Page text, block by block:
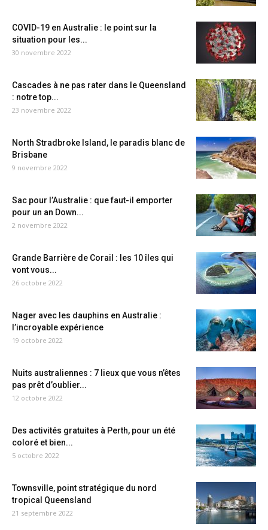
COVID-19 en Australie : le point sur la
situation pour les...
30 novembre 2022
Cascades à ne pas rater dans le Queensland
: notre top...
23 novembre 2022
North Stradbroke Island, le paradis blanc de
Brisbane
9 novembre 2022
Sac pour l’Australie : que faut-il emporter
pour un an Down...
2 novembre 2022
Grande Barrière de Corail : les 10 îles qui
vont vous...
26 octobre 2022
Nager avec les dauphins en Australie :
l’incroyable expérience
19 octobre 2022
Nuits australiennes : 7 lieux que vous n’êtes
pas prêt d’oublier...
12 octobre 2022
Des activités gratuites à Perth, pour un été
coloré et bien...
5 octobre 2022
Townsville, point stratégique du nord
tropical Queensland
21 septembre 2022